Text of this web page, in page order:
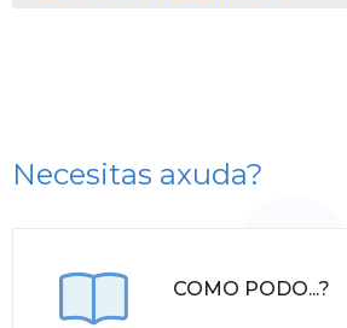
Necesitas axuda?
COMO PODO...?